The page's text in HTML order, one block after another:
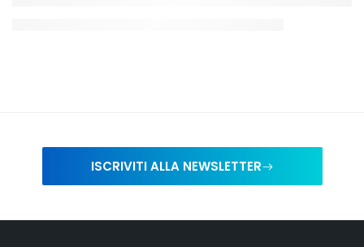
ISCRIVITI ALLA NEWSLETTER